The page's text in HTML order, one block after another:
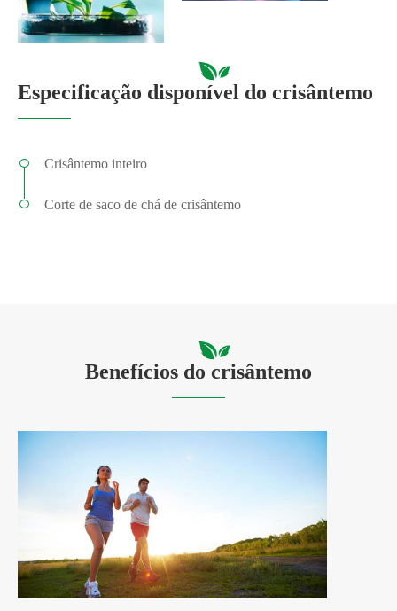
Especificação disponível do crisântemo
Crisântemo inteiro
Corte de saco de chá de crisântemo
Benefícios do crisântemo